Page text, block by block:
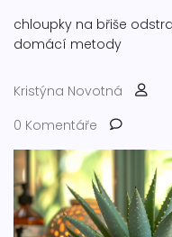
chloupky na břiše
domácí metody
Kristýna Novotná
0 Komentáře